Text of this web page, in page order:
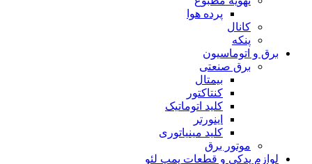
پرده هوا
کانال
پنکه
برق و اتوماسیون
برق صنعتی
بیمتال
کنتاکتور
کلید اتوماتیک
اینورتر
کلید مینیاتوری
موتور برق
لوازم یدکی و قطعات پمپ لئو